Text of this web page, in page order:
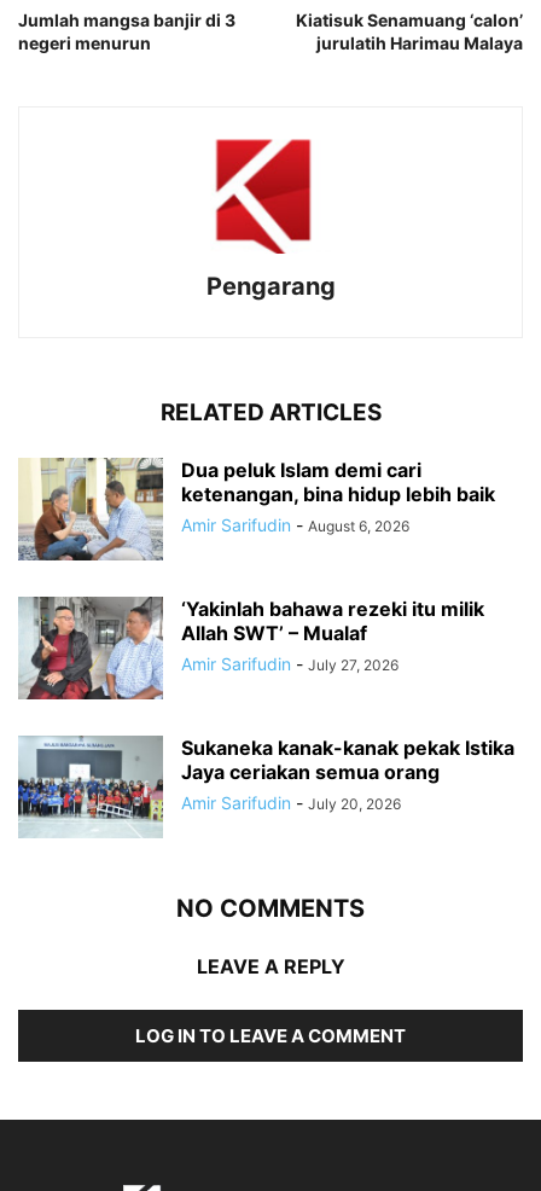
Jumlah mangsa banjir di 3
negeri menurun
Kiatisuk Senamuang ‘calon’
jurulatih Harimau Malaya
Pengarang
RELATED ARTICLES
Dua peluk Islam demi cari
ketenangan, bina hidup lebih baik
Amir Sarifudin - August 6, 2026
‘Yakinlah bahawa rezeki itu milik
Allah SWT’ – Mualaf
Amir Sarifudin - July 27, 2026
Sukaneka kanak-kanak pekak Istika
Jaya ceriakan semua orang
Amir Sarifudin - July 20, 2026
NO COMMENTS
LEAVE A REPLY
LOG IN TO LEAVE A COMMENT